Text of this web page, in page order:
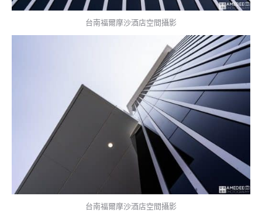
台南福爾摩沙酒店空間攝影
台南福爾摩沙酒店空間攝影